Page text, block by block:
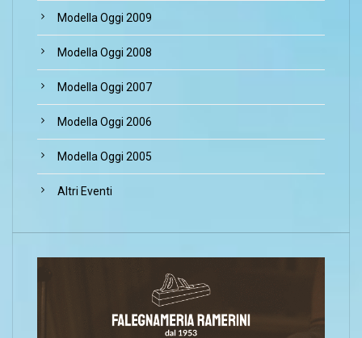
Modella Oggi 2009
Modella Oggi 2008
Modella Oggi 2007
Modella Oggi 2006
Modella Oggi 2005
Altri Eventi